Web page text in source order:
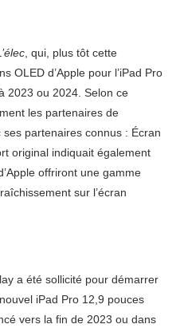
, qui, plus tôt cette
OLED d’Apple pour l’iPad Pro
2023 ou 2024. Selon ce
les partenaires de
partenaires connus : Écran
original indiquait également
offriront une gamme
sur l’écran
a été sollicité pour démarrer
iPad Pro 12,9 pouces
vers la fin de 2023 ou dans